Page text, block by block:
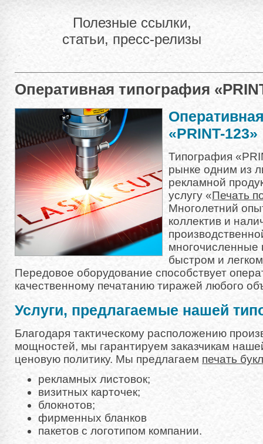
Полезные ссылки,
статьи, пресс-релизы
Оперативная типография
«PRINT-123»
Типография
рынке одним из
рекламной
услугу «Печать
Многолетний
коллектив и
многочисленные
быстром и
Передовое оборудование способствует
качественному печатанию тиражей любого
Услуги, предлагаемые нашей
Благодаря тактическому расположению
мощностей, мы гарантируем заказчикам
ценовую политику. Мы предлагаем печать
рекламных листовок;
визитных карточек;
блокнотов;
фирменных бланков
пакетов с логотипом компании.